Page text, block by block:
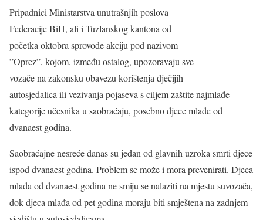
Pripadnici Ministarstva unutrašnjih poslova
Federacije BiH, ali i Tuzlanskog kantona od
početka oktobra sprovode akciju pod nazivom
”Oprez”, kojom, između ostalog, upozoravaju sve
vozače na zakonsku obavezu korištenja dječijih
autosjedalica ili vezivanja pojaseva s ciljem zaštite najmlađe
kategorije učesnika u saobraćaju, posebno djece mlađe od
dvanaest godina.
Saobraćajne nesreće danas su jedan od glavnih uzroka smrti djece
ispod dvanaest godina. Problem se može i mora prevenirati. Djeca
mlađa od dvanaest godina ne smiju se nalaziti na mjestu suvozača,
dok djeca mlađa od pet godina moraju biti smještena na zadnjem